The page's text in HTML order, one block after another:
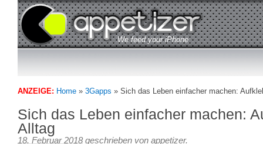
Appetizer – 3Gapps Blog
We feed your iPhone
ANZEIGE: Home » 3Gapps » Sich das Leben einfacher machen:
Sich das Leben einfacher machen:
Alltag
18. Februar 2018 geschrieben von appetizer.